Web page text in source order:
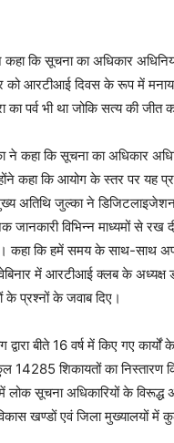
कहा कि सूचना का अधिकार
आरटीआई दिवस के रूप में
पर्व भी था जोकि सत्य की जीत
ने कहा कि सूचना का अधिकार
कहा कि आयोग के स्तर पर यह
अतिथि जुल्का ने
जानकारी विभिन्न माध्यमों से रख
कहा कि हमें समय के साथ-साथ
में आरटीआई क्लब के अध्यक्ष
के प्रश्नों के जवाब दिए।
बीते 16 वर्ष में किए गए कार्यों
14285 शिकायतों का निस्तारण
सूचना अधिकारियों के विरूद्ध
खण्डों एवं जिला मुख्यालयों